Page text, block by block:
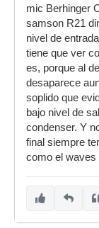
mic Berhinger
samson R21
nivel de
tiene que ver
es, porque al
desaparece
soplido que
bajo nivel de
condenser. Y
final siempre
como el waves